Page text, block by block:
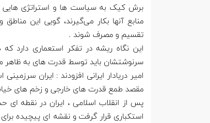
برش کیک به سیاست ها و استراتژی هایی
منابع آنها بکار می‌گیرند، گویی این
تقسیم و مصرف شوند .
این نگاه ریشه در تفکر استعماری دارد
سرنوشتشان باید توسط قدرت های به
امیر دریادار ایرانی افزودند : ایران
مقصد طمع قدرت های خارجی و زخم های
پس از انقلاب اسلامی ، ایران در نقطه
استکباری قرار گرفت و نقشه ای پیچیده